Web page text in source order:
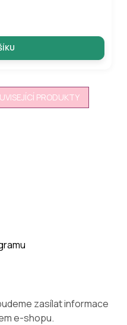
PRODUKTY
zasílat informace
e-shopu.